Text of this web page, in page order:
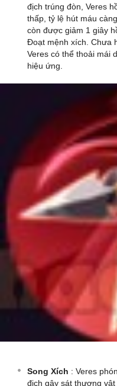
địch trúng đòn, Veres
thấp, tỷ lệ hút máu
còn được giảm 1 giây
Đoạt mệnh xích. Chưa
Veres có thể thoải mái
hiệu ứng.
Song Xích : Veres
địch gây sát thương